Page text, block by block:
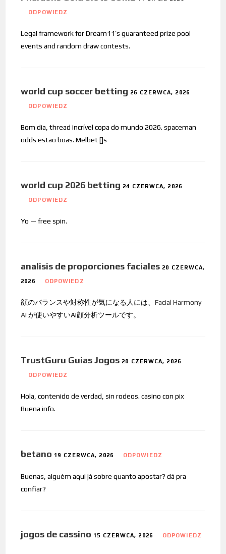
ODPOWIEDZ
Legal framework for Dream11’s guaranteed prize pool
events and random draw contests.
world cup soccer betting 26 CZERWCA, 2026
ODPOWIEDZ
Bom dia, thread incrível copa do mundo 2026. spaceman
odds estão boas. Melbet []s
world cup 2026 betting 24 CZERWCA, 2026
ODPOWIEDZ
Yo — free spin.
analisis de proporciones faciales 20 CZERWCA,
2026 ODPOWIEDZ
顔のバランスや対称性が気になる人には、Facial Harmony
AI が使いやすいAI顔分析ツールです。
TrustGuru Guias Jogos 20 CZERWCA, 2026
ODPOWIEDZ
Hola, contenido de verdad, sin rodeos. casino con pix
Buena info.
betano 19 CZERWCA, 2026 ODPOWIEDZ
Buenas, alguém aqui já sobre quanto apostar? dá pra
confiar?
jogos de cassino 15 CZERWCA, 2026 ODPOWIEDZ